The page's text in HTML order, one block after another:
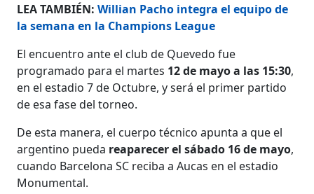
LEA TAMBIÉN:Willian Pacho integra el equipo de
la semana en la Champions League
El encuentro ante el club de Quevedo fue
programado para el martes 12 de mayo a las 15:30,
en el estadio 7 de Octubre, y será el primer partido
de esa fase del torneo.
De esta manera, el cuerpo técnico apunta a que el
argentino pueda reaparecer el sábado 16 de mayo,
cuando Barcelona SC reciba a Aucas en el estadio
Monumental.